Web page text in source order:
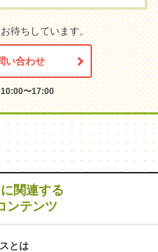
待ちしています。
い合わせ
〜17:00
関連する
ンテンツ
とは